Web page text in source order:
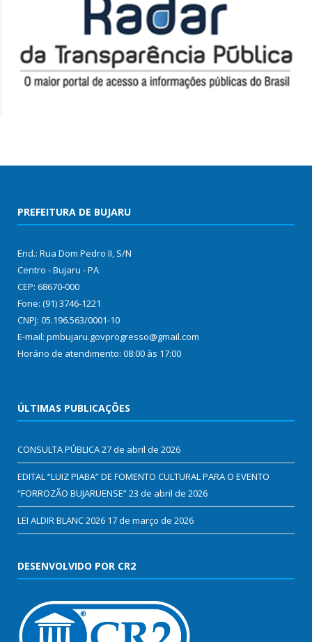
PREFEITURA DE BUJARU
End.: Rua Dom Pedro II, S/N
Centro - Bujaru - PA
CEP: 68670-000
Fone: (91) 3746-1221
CNPJ: 05.196.563/0001-10
E-mail: pmbujaru.govprogresso@gmail.com
Horário de atendimento: 08:00 às 17:00
ÚLTIMAS PUBLICAÇÕES
CONSULTA PÚBLICA27 de abril de 2026
EDITAL “LUIZ PIABA” DE FOMENTO CULTURAL PARA O EVENTO
“FORROZÃO BUJARUENSE”23 de abril de 2026
LEI ALDIR BLANC 2026 17 de março de 2026
DESENVOLVIDO POR CR2